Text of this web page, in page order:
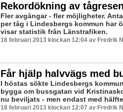
Rekordökning av
Fler avgångar - fler möjligheter.
per tåg i Lindesbergs kommun har
visar statistik från Länstrafiken.
18 februari 2013 klockan 12:04 av Fredrik
Får hjälp halvvägs med
I höstas sökte Lindesbergs
bygga om bussgatan vid
nu beviljats - men endast med
18 februari 2013 klockan 12:07 av Fredrik